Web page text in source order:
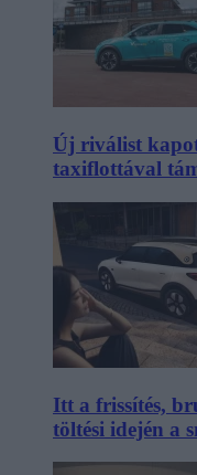
Új riválist
taxiflottával
Itt a frissítés,
töltési idején a